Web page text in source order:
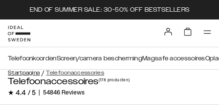
END OF SUMMER SALE: 30-50% OFF BESTSELLERS
Startpagina / Telefoonaccessories
TelefoonkoordenScreen/camera beschermingMagsafe accessoires
Telefoonaccessoires(178 producten)
★ 4.4 / 5 | 54846 Reviews